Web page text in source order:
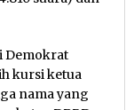
Demokrat
kursi ketua
nama yang